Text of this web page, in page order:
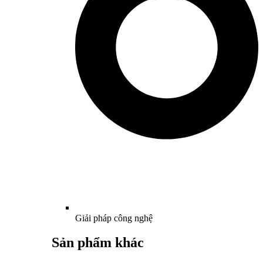
Giải pháp công nghệ
Sản phẩm khác